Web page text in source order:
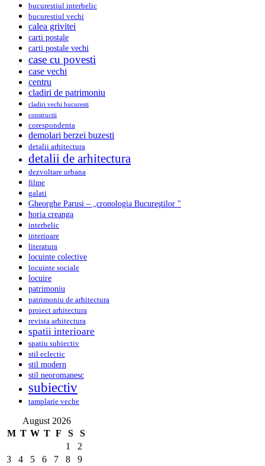
bucurestiul interbelic
bucurestiul vechi
calea grivitei
carti postale
carti postale vechi
case cu povesti
case vechi
centru
cladiri de patrimoniu
cladiri vechi bucuresti
constructii
corespondenta
demolari berzei buzesti
detalii arhitectura
detalii de arhitectura
dezvoltare urbana
filme
galati
Gheorghe Parusi – „cronologia Bucureştilor "
horia creanga
interbelic
interioare
literatura
locuinte colective
locuinte sociale
locuire
patrimoniu
patrimoniu de arhitectura
proiect arhitectura
revista arhitectura
spatii interioare
spatiu subiectiv
stil eclectic
stil modern
stil neoromanesc
subiectiv
tamplarie veche
August 2026
M T W T F S
S
1
2
3
4 5 6 7 8
9